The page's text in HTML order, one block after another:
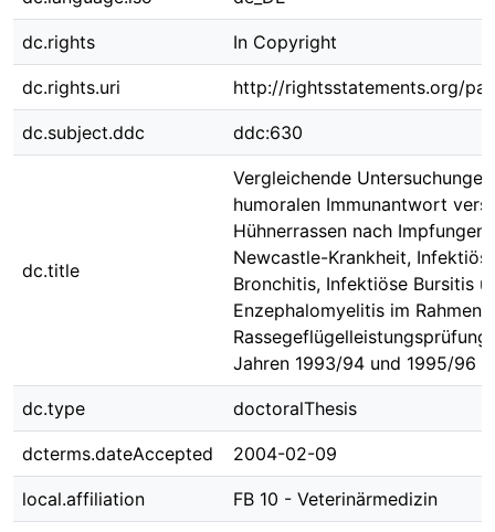
dc.rights In Copyright
dc.rights.uri http://rightsstatements.org/
dc.subject.ddc ddc:630
dc.title
Vergleichende
humoralen Immunantwort
Hühnerrassen nach Impfungen
Newcastle-Krankheit,
Bronchitis, Infektiöse Bursitis
Enzephalomyelitis im Rahmen
Jahren 1993/94 und 1995/96
dc.type doctoralThesis
dcterms.dateAccepted 2004-02-09
local.affiliation FB 10 - Veterinärmedizin